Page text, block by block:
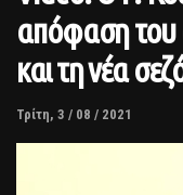
απόφαση του
και τη νέα
Τρίτη, 3 / 08 / 2021